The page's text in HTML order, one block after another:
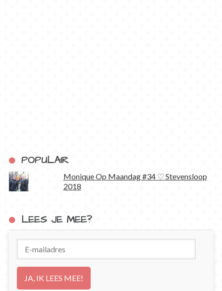
POPULAIR
Monique Op Maandag #34 ♡ Stevensloop
2018
LEES JE MEE?
mailadres